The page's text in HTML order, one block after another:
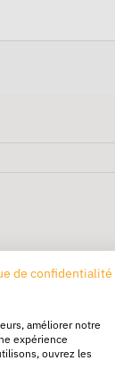
en
est une
résistant,
de confidentialité
améliorer notre
expérience
ouvrez les